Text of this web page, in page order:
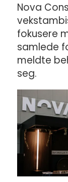
Nova
fokusere
samlede
meldte
seg.